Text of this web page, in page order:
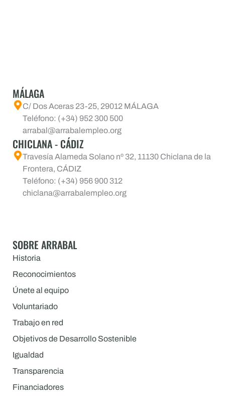
MÁLAGA
C/ Dos Aceras 23-25, 29012 MÁLAGA
Teléfono: (+34) 952 300 500
arrabal@arrabalempleo.org
CHICLANA - CÁDIZ
Travesía Alameda Solano nº 32, 11130 Chiclana de la
Frontera, CÁDIZ
Teléfono: (+34) 956 900 312
chiclana@arrabalempleo.org
SOBRE ARRABAL
Historia
Reconocimientos
Únete al equipo
Voluntariado
Trabajo en red
Objetivos de Desarrollo Sostenible
Igualdad
Transparencia
Financiadores